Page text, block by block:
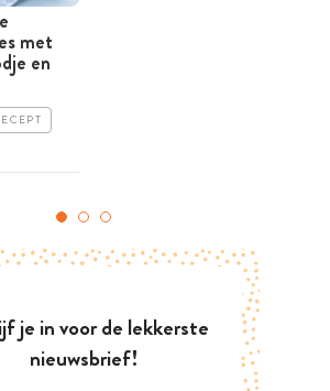
met
en
je in voor de lekkerste
nieuwsbrief!